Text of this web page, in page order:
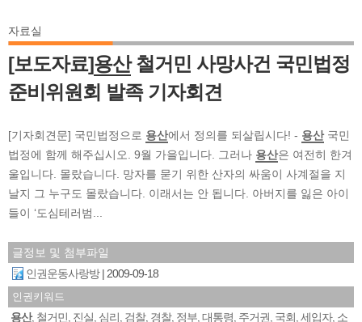
자료실
[보도자료]용산철거민 사망사건 국민법정
준비위원회 발족 기자회견
[기자회견문] 국민법정으로 용산에서 정의를 되살립시다! - 용산국민
법정에 함께 해주십시오. 9월 가을입니다. 그러나 용산은 여전히 한겨
울입니다. 몰랐습니다. 망자를 묻기 위한 산자의 싸움이 사계절을 지
날지 그 누구도 몰랐습니다. 이래서는 안 됩니다. 아버지를 잃은 아이
들이 ‘도심테러범...
글정보 및 첨부파일
인권운동사랑방
2009-09-18
인권키워드
용산, 철거민 진실 심리 검찰, 경찰, 정부 대통령 주거권 국회 세입자, 소